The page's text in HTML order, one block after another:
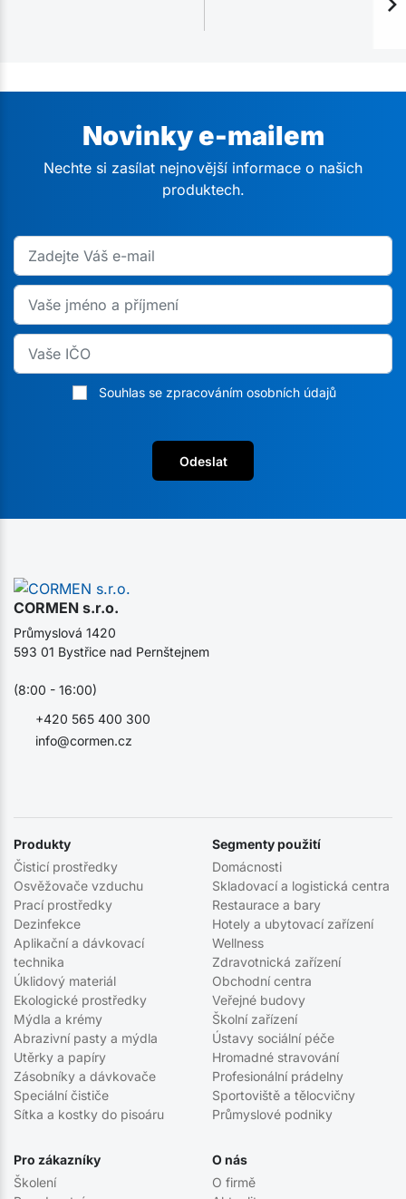
Novinky e-mailem
Nechte si zasílat nejnovější informace o našich
produktech.
Souhlas se zpracováním osobních údajů
Odeslat
CORMEN s.r.o.
info@cormen.cz
+420 565 400 300
Průmyslová 1420
593 01 Bystřice nad Pernštejnem
(8:00 - 16:00)
Produkty
Čisticí prostředky
Osvěžovače vzduchu
Prací prostředky
Dezinfekce
Aplikační a dávkovací
technika
Úklidový materiál
Ekologické prostředky
Mýdla a krémy
Abrazivní pasty a mýdla
Utěrky a papíry
Zásobníky a dávkovače
Speciální čističe
Sítka a kostky do pisoáru
Segmenty použití
Domácnosti
Skladovací a logistická centra
Restaurace a bary
Hotely a ubytovací zařízení
Wellness
Zdravotnická zařízení
Obchodní centra
Veřejné budovy
Školní zařízení
Ústavy sociální péče
Hromadné stravování
Profesionální prádelny
Sportoviště a tělocvičny
Průmyslové podniky
Pro zákazníky
Školení
O nás
O firmě